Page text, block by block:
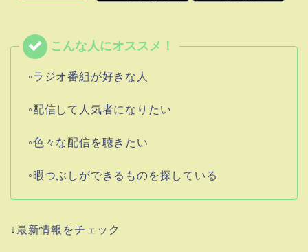
◦ラジオ番組が好きな人
◦配信して人気者になりたい
◦色々な配信を聴きたい
◦暇つぶしができるものを探している
↓最新情報をチェック